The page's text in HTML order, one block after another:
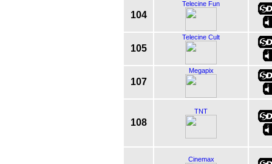
104
Telecine Fun
105
Telecine Cult
107
Megapix
108
TNT
Cinemax